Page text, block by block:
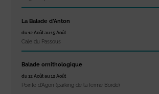
La Balade d’Anton
du 12 Août au 15 Août
Cale du Passous
Balade ornithologique
du 12 Août au 12 Août
Pointe d'Agon (parking de la ferme Borde)